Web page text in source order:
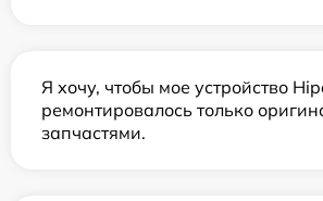
Я хочу, чтобы мое устройство
ремонтировалось только
запчастями.